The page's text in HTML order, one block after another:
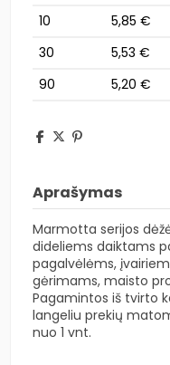
10
5,85 €
30
5,53 €
90
5,20 €
Aprašymas
Marmotta serijos
dideliems daiktams
pagalvėlėms,
gėrimams, maisto
Pagamintos iš tvirto
langeliu prekių
nuo 1 vnt.